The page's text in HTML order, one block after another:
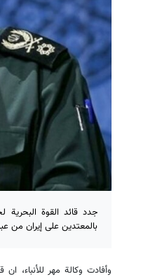
جدد قائد القوة
بالمعتدين على إيران من
وأفادت وكالة مهر للأنباء،